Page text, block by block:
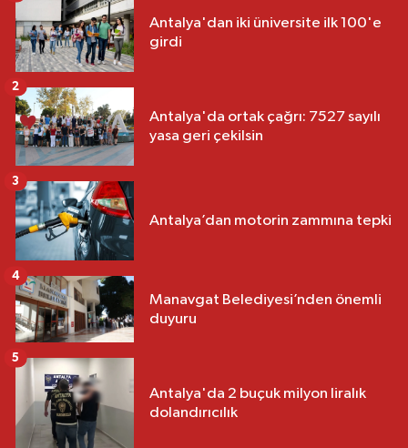
Antalya'dan iki üniversite ilk 100'e
girdi
Antalya'da ortak çağrı: 7527 sayılı
yasa geri çekilsin
2
Antalya’dan motorin zammına tepki
3
Manavgat Belediyesi’nden önemli
duyuru
4
Antalya'da 2 buçuk milyon liralık
dolandırıcılık
5